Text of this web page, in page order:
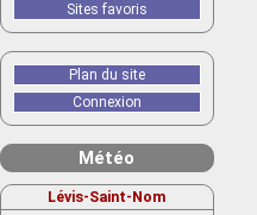
Sites favoris
Plan du site
Connexion
Météo
Lévis-Saint-Nom